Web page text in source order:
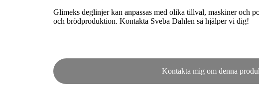
Glimeks deglinjer kan anpassas med olika tillval, maskiner och
och brödproduktion. Kontakta Sveba Dahlen så hjälper vi dig!
Kontakta mig om denna